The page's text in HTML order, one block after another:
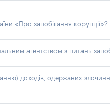
«Про запобігання корупції»?
агентством з питань
доходів, одержаних